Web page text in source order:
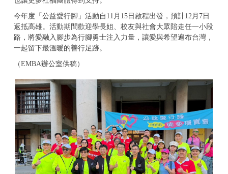
今年度「公益愛行腳」活動自11月15日啟程出發，預計12月7日
返抵高雄。活動期間歡迎學長姐、校友與社會大眾陪走任一小段
路，將愛融入腳步為行腳勇士注入力量，讓愛與希望遍布台灣，
一起留下最溫暖的善行足跡。
（EMBA辦公室供稿）